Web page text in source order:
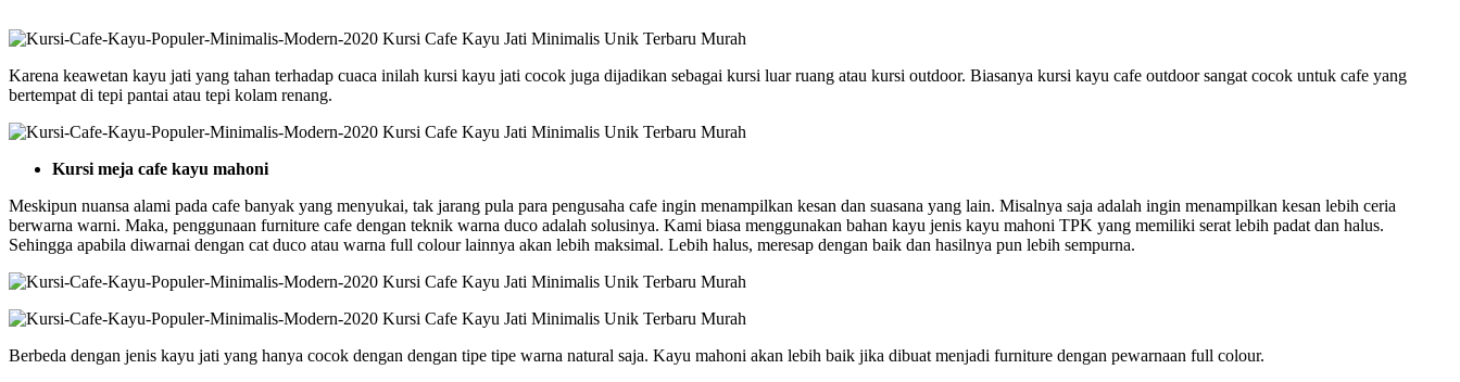
Karena keawetan kayu jati yang tahan terhadap cuaca inilah kursi kayu jati cocok juga dijadikan sebagai kursi luar ruang atau kursi outdoor. Biasanya kursi kayu cafe outdoor sangat cocok untuk cafe yang
bertempat di tepi pantai atau tepi kolam renang.
Kursi meja cafe kayu mahoni
Meskipun nuansa alami pada cafe banyak yang menyukai, tak jarang pula para pengusaha cafe ingin menampilkan kesan dan suasana yang lain. Misalnya saja adalah ingin menampilkan kesan lebih ceria
berwarna warni. Maka, penggunaan furniture cafe dengan teknik warna duco adalah solusinya. Kami biasa menggunakan bahan kayu jenis kayu mahoni TPK yang memiliki serat lebih padat dan halus.
Sehingga apabila diwarnai dengan cat duco atau warna full colour lainnya akan lebih maksimal. Lebih halus, meresap dengan baik dan hasilnya pun lebih sempurna.
Berbeda dengan jenis kayu jati yang hanya cocok dengan dengan tipe tipe warna natural saja. Kayu mahoni akan lebih baik jika dibuat menjadi furniture dengan pewarnaan full colour.